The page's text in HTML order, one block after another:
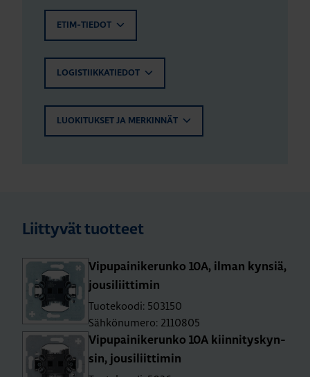
ETIM-TIEDOT
LOGISTIIKKATIEDOT
LUOKITUKSET JA MERKINNÄT
Liittyvät tuotteet
Vi­pu­pai­ni­ke­run­ko 10A, ilman kyn­siä,
jousi­liit­ti­min
Tuotekoodi: 503150
Sähkönumero: 2110805
Vi­pu­pai­ni­ke­run­ko 10A kiin­ni­tys­kyn­
sin, jousi­liit­ti­min